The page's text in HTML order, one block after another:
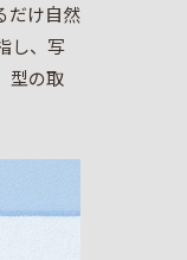
だけ自然
し、写
型の取